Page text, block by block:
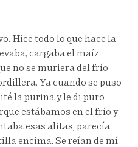
Hice todo lo que hace la
cargaba el maíz
no se muriera del frío
Ya cuando se puso
la purina y le di puro
estábamos en el frío y
esas alitas, parecía
encima. Se reían de mí.